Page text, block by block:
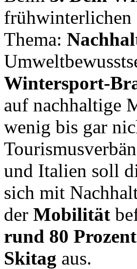
frühwinterlichen
Thema:
Wintersport-
auf nachhaltige
wenig bis gar
und Italien soll
sich mit
der Mobilität
rund 80
Skitag aus.